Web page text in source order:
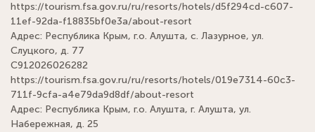
https://tourism.fsa.gov.ru/ru/resorts/hotels/d5f294cd-c607-
11ef-92da-f18835bf0e3a/about-resort
Адрес: Республика Крым, г.о. Алушта, с. Лазурное, ул.
Слуцкого, д. 77
С912026026282
https://tourism.fsa.gov.ru/ru/resorts/hotels/019e7314-60c3-
711f-9cfa-a4e79da9d8df/about-resort
Адрес: Республика Крым, г.о. Алушта, г. Алушта, ул.
Набережная, д. 25